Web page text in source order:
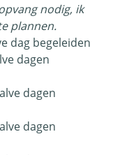
nodig, ik
plannen.
dag begeleiden
dagen
dagen
dagen